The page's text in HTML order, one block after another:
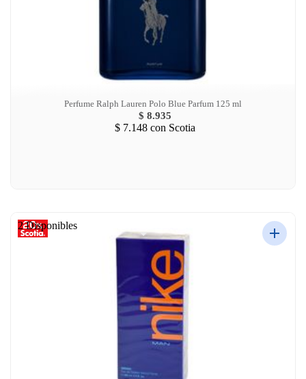
Perfume Ralph Lauren Polo Blue Parfum 125 ml
$ 8.935
$ 7.148 con Scotia
2 Disponibles